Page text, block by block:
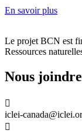
En savoir plus
Le projet BCN est
Ressources
Nous joindre

iclei-
